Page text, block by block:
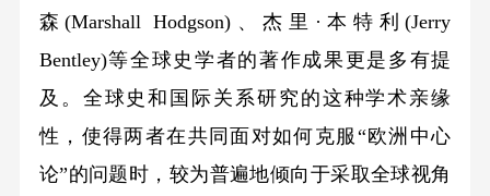
森(Marshall Hodgson)、杰里·本特利(Jerry
Bentley)等全球史学者的著作成果更是多有提
及。全球史和国际关系研究的这种学术亲缘
性，使得两者在共同面对如何克服“欧洲中心
论”的问题时，较为普遍地倾向于采取全球视角